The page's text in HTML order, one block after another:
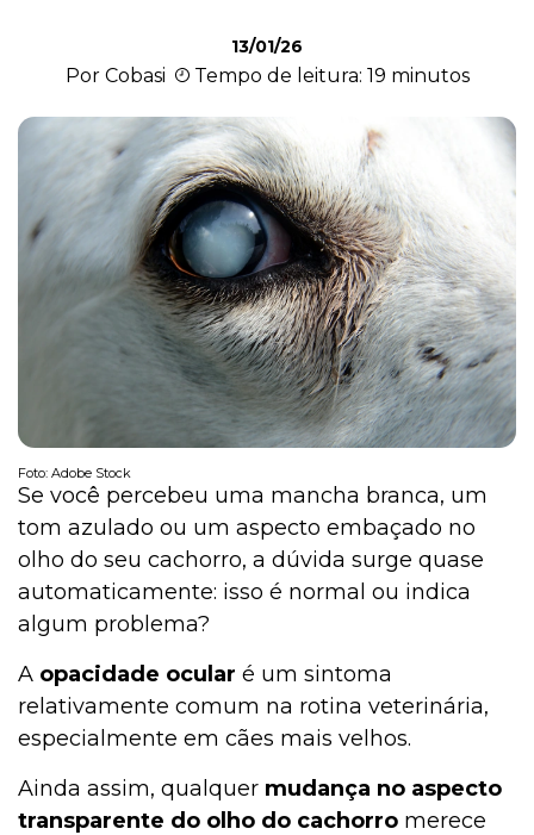
Filhotes
Higiene
Saúde
13/01/26
Por Cobasi Tempo de leitura: 19 minutos
Foto: Adobe Stock
Se você percebeu uma mancha branca, um
tom azulado ou um aspecto embaçado no
olho do seu cachorro, a dúvida surge quase
automaticamente: isso é normal ou indica
algum problema?
A opacidade ocular é um sintoma
relativamente comum na rotina veterinária,
especialmente em cães mais velhos.
Ainda assim, qualquer mudança no aspecto
transparente do olho do cachorro merece